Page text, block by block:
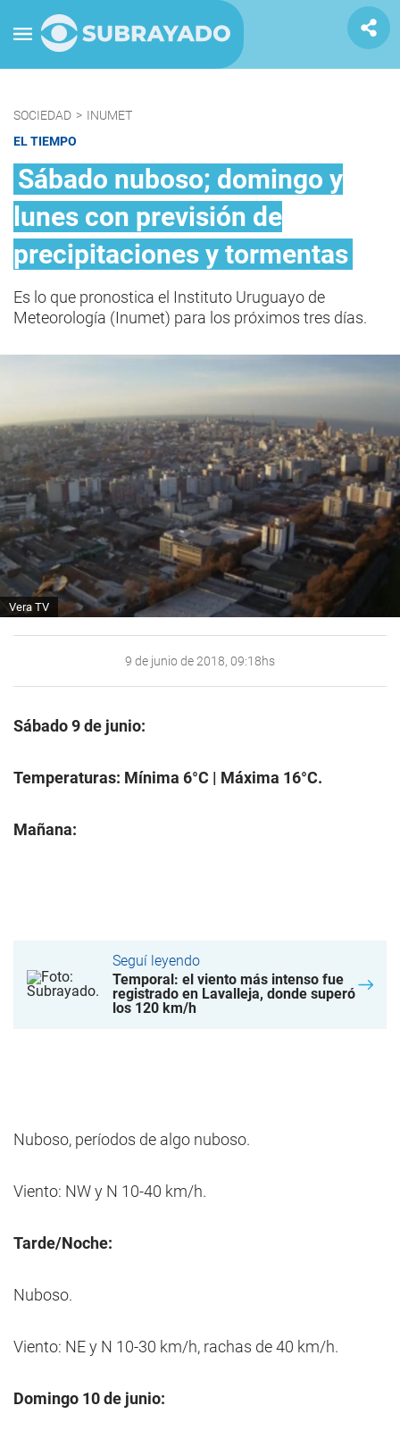
SOCIEDAD > INUMET
EL TIEMPO
Sábado nuboso; domingo y
lunes con previsión de
precipitaciones y tormentas
Es lo que pronostica el Instituto Uruguayo de
Meteorología (Inumet) para los próximos tres días.
Vera TV
9 de junio de 2018, 09:18hs
Sábado 9 de junio:
Temperaturas: Mínima 6°C | Máxima 16°C.
Mañana:
Seguí leyendo
Temporal: el viento más intenso fue
registrado en Lavalleja, donde superó
los 120 km/h
Nuboso, períodos de algo nuboso.
Viento: NW y N 10-40 km/h.
Tarde/Noche:
Nuboso.
Viento: NE y N 10-30 km/h, rachas de 40 km/h.
Domingo 10 de junio: